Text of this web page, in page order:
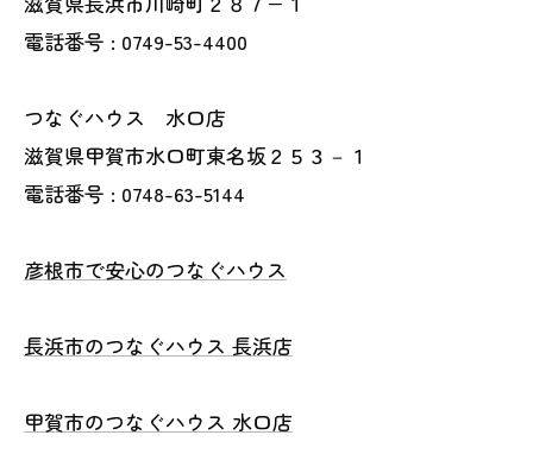
電話番号 : 0749-53-4400
つなぐハウス 水口店
滋賀県甲賀市水口町東名坂２５３－１
電話番号 : 0748-63-5144
彦根市で安心のつなぐハウス
長浜市のつなぐハウス 長浜店
甲賀市のつなぐハウス 水口店